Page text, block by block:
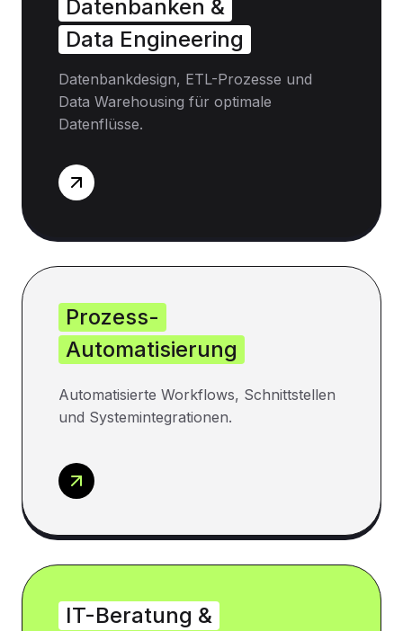
Datenbanken &
Data Engineering
Datenbankdesign, ETL-Prozesse und
Data Warehousing für optimale
Datenflüsse.
Prozess-
Automatisierung
Automatisierte Workflows, Schnittstellen
und Systemintegrationen.
IT-Beratung &